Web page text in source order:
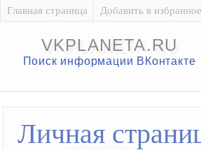
Главная страница Добавить в избранное
VKPLANETA.RU
Поиск информации ВКонтакте
Личная